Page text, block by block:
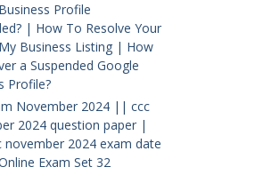
Profile
| How To Resolve Your
Business Listing | How
a Suspended Google
Profile?
November 2024 || ccc
2024 question paper |
november 2024 exam date
Exam Set 32